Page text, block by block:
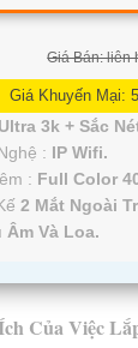
Giá Bán: liên
Giá Khuyến Mại:
Ultra 3k + Sắc
: IP Wifi.
: Full Color
2 Mắt Ngoài
Âm Và Loa.
Của Việc